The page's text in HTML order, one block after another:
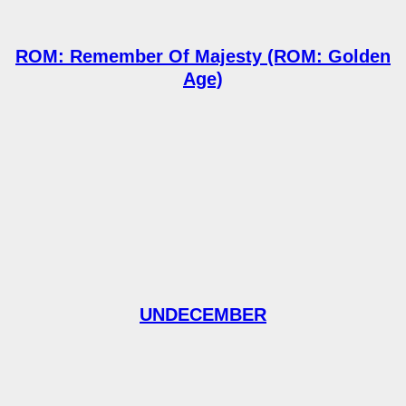
ROM: Remember Of Majesty (ROM: Golden
Age)
UNDECEMBER